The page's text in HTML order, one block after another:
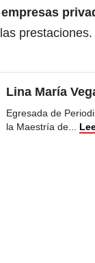
empresas
prestaciones.
Lina María
Egresada de
la Maestría de...